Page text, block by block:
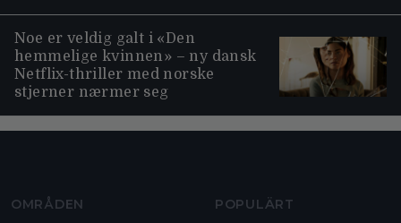
Noe er veldig galt i «Den
hemmelige kvinnen» – ny dansk
Netflix-thriller med norske
stjerner nærmer seg
OMRÅDEN POPULÄRT